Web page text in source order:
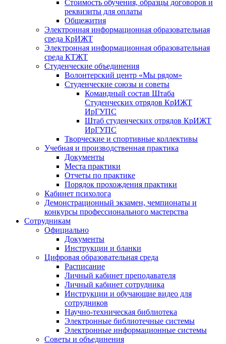
Стоимость обучения, образцы договоров и
реквизиты для оплаты
Общежития
Электронная информационная образовательная
среда КрИЖТ
Электронная информационная образовательная
среда КТЖТ
Студенческие объединения
Волонтерский центр «Мы рядом»
Студенческие союзы и советы
Командный состав Штаба
Студенческих отрядов КрИЖТ
ИрГУПС
Штаб студенческих отрядов КрИЖТ
ИрГУПС
Творческие и спортивные коллективы
Учебная и производственная практика
Документы
Места практики
Отчеты по практике
Порядок прохождения практики
Кабинет психолога
Демонстрационный экзамен, чемпионаты и
конкурсы профессионального мастерства
Сотрудникам
Официально
Документы
Инструкции и бланки
Цифровая образовательная среда
Расписание
Личный кабинет преподавателя
Личный кабинет сотрудника
Инструкции и обучающие видео для
сотрудников
Научно-техническая библиотека
Электронные библиотечные системы
Электронные информационные системы
Советы и объединения